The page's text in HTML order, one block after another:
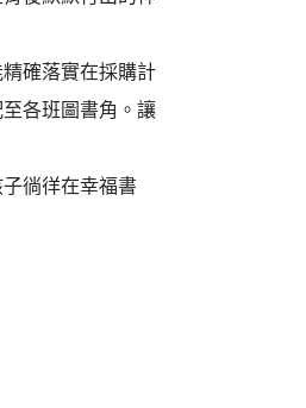
確落實在採購計
各班圖書角。讓
徜徉在幸福書